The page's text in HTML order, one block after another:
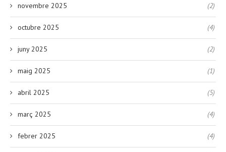
novembre 2025 (2)
octubre 2025 (4)
juny 2025 (2)
maig 2025 (1)
abril 2025 (5)
març 2025 (4)
febrer 2025 (4)